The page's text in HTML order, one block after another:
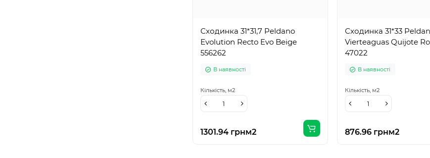
Сходинка 31*31,7 Peldano
Evolution Recto Evo Beige
556262
В наявності
1301.94 грнм2
Кількість, м2
Сходинка 31*33
Vierteaguas Quijote
47022
В наявності
876.96 грнм2
Кількість, м2